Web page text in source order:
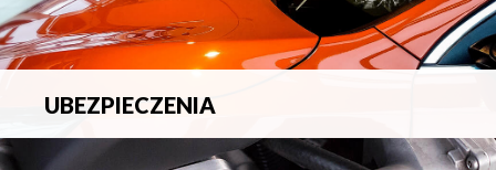
UBEZPIECZENIA
Pełna ochrona ubezpieczeniowa w zakresie wszelkich